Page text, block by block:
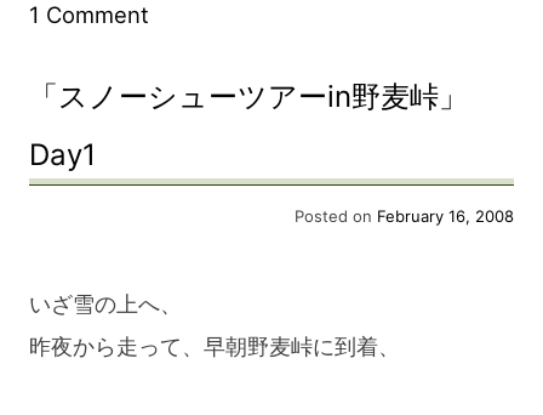
シ
ー
in
1 Comment
ノ
シ
ツ
ア
「スノーシューツアーin野麦峠」
Day1
Posted on February 16, 2008
いざ雪の上へ、
昨夜から走って、早朝野麦峠に到着、